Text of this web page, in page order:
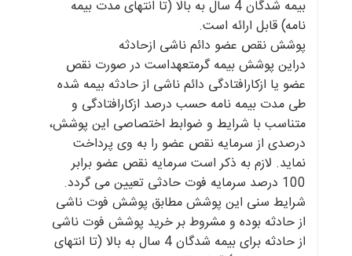
بیمه شدگان 4 سال به بالا (تا انتهای مدت بیمه
نامه) قابل ارائه است.
پوشش نقص عضو دائم ناشی ازحادثه
دراین پوشش بیمه گرمتعهداست در صورت نقص
عضو یا ازکارافتادگی دائم ناشی از حادثه بیمه شده
طی مدت بیمه نامه حسب درصد ازکارافتادگی و
متناسب با شرایط و ضوابط اختصاصی این پوشش،
درصدی از سرمایه نقص عضو را به وی پرداخت
نماید. لازم به ذکر است سرمایه نقص عضو برابر
100 درصد سرمایه فوت حادثی تعیین می گردد.
شرایط سنی این پوشش مطابق پوشش فوت ناشی
از حادثه بوده و مشروط بر خرید پوشش فوت ناشی
از حادثه برای بیمه شدگان 4 سال به بالا (تا انتهای